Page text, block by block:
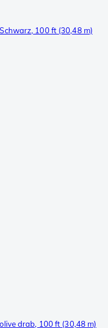
100 ft (30,48 m)
drab, 100 ft (30,48 m)